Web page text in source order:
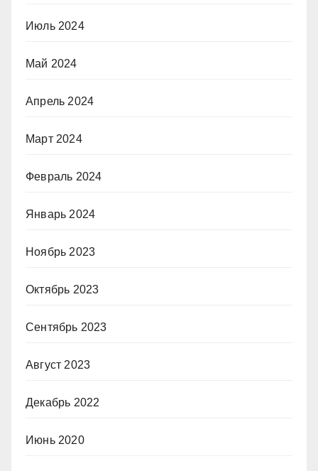
Июль 2024
Май 2024
Апрель 2024
Март 2024
Февраль 2024
Январь 2024
Ноябрь 2023
Октябрь 2023
Сентябрь 2023
Август 2023
Декабрь 2022
Июнь 2020